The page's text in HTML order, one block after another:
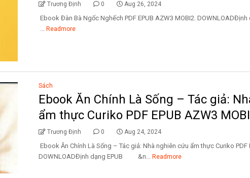
Trương Định 0 Aug 26, 2024
Ebook Đàn Bà Ngốc Nghếch PDF EPUB AZW3 MOBI2.
... Readmore
Sách
Ebook Ăn Chính Là Sống – Tác giả:
ẩm thực Curiko PDF EPUB AZW3 MOBI
Trương Định 0 Aug 24, 2024
Ebook Ăn Chính Là Sống – Tác giả: Nhà nghiên cứu ẩm thực Curiko PDF
DOWNLOADĐịnh dạng EPUB &n... Readmore